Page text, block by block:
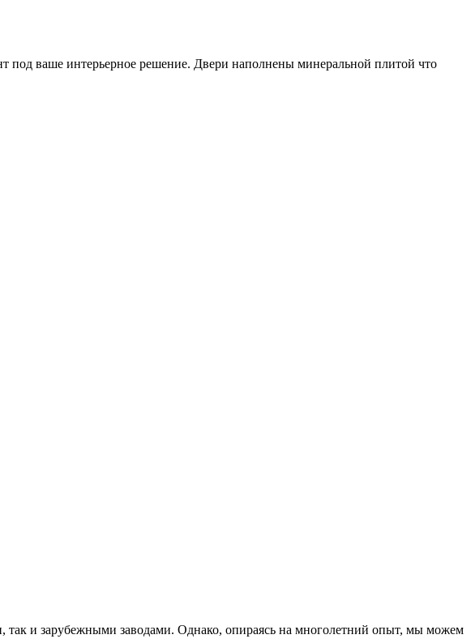
под ваше интерьерное решение. Двери наполнены минеральной плитой что
и зарубежными заводами. Однако, опираясь на многолетний опыт, мы можем